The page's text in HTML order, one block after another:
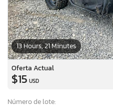
13 Hours, 21 Minutes
Oferta Actual
$15 USD
Número de lote: